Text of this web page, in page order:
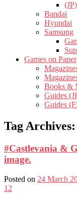
(JP)
Bandai
Hyundai
Samsung
Games on Paper
Books &
Guides
Guides
Tag Archives:
#Castlevania &
image.
Posted on 24 March
12